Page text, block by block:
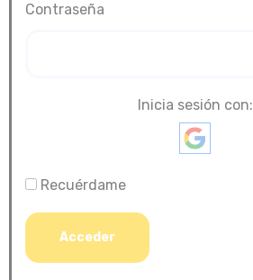
Contraseña
Inicia sesión con:
Recuérdame
Acceder